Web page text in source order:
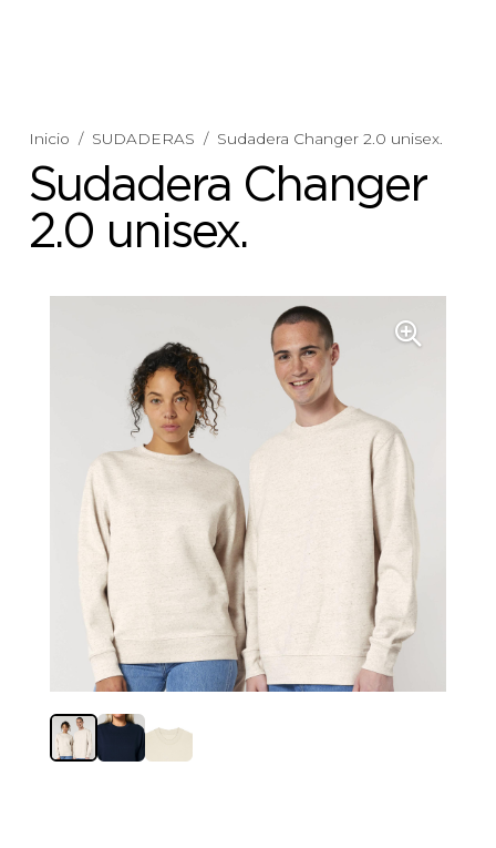
Inicio / SUDADERAS / Sudadera Changer 2.0 unisex.
Sudadera Changer
2.0 unisex.